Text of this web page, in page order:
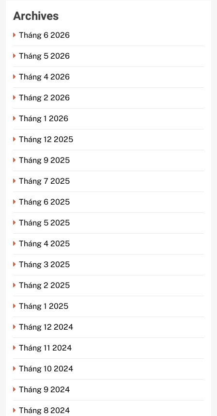
Archives
Tháng 6 2026
Tháng 5 2026
Tháng 4 2026
Tháng 2 2026
Tháng 1 2026
Tháng 12 2025
Tháng 9 2025
Tháng 7 2025
Tháng 6 2025
Tháng 5 2025
Tháng 4 2025
Tháng 3 2025
Tháng 2 2025
Tháng 1 2025
Tháng 12 2024
Tháng 11 2024
Tháng 10 2024
Tháng 9 2024
Tháng 8 2024